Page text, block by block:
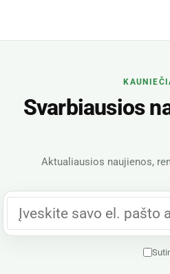
Svarbiausios
Aktualiausios naujienos,